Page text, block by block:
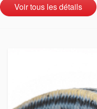
Voir tous les détails